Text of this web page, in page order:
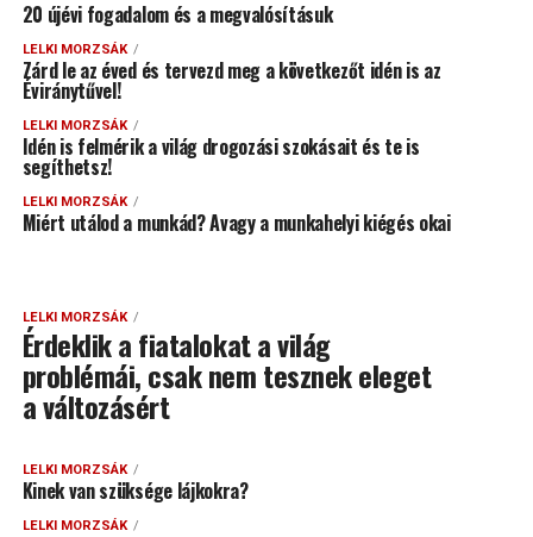
20 újévi fogadalom és a megvalósításuk
LELKI MORZSÁK
Zárd le az éved és tervezd meg a következőt idén is az
Éviránytűvel!
LELKI MORZSÁK
Idén is felmérik a világ drogozási szokásait és te is
segíthetsz!
LELKI MORZSÁK
Miért utálod a munkád? Avagy a munkahelyi kiégés okai
LELKI MORZSÁK
Érdeklik a fiatalokat a világ
problémái, csak nem tesznek eleget
a változásért
LELKI MORZSÁK
Kinek van szüksége lájkokra?
LELKI MORZSÁK